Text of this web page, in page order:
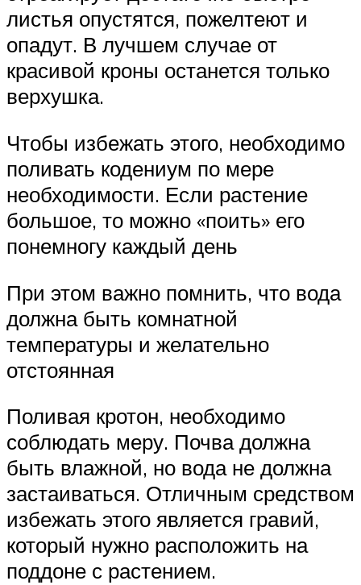
листья опустятся, пожелтеют и
опадут. В лучшем случае от
красивой кроны останется только
верхушка.
Чтобы избежать этого, необходимо
поливать кодениум по мере
необходимости. Если растение
большое, то можно «поить» его
понемногу каждый день
При этом важно помнить, что вода
должна быть комнатной
температуры и желательно
отстоянная
Поливая кротон, необходимо
соблюдать меру. Почва должна
быть влажной, но вода не должна
застаиваться. Отличным средством
избежать этого является гравий,
который нужно расположить на
поддоне с растением.